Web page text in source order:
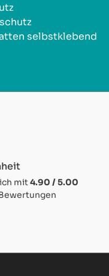
selbstklebend
mit4.90 / 5.00